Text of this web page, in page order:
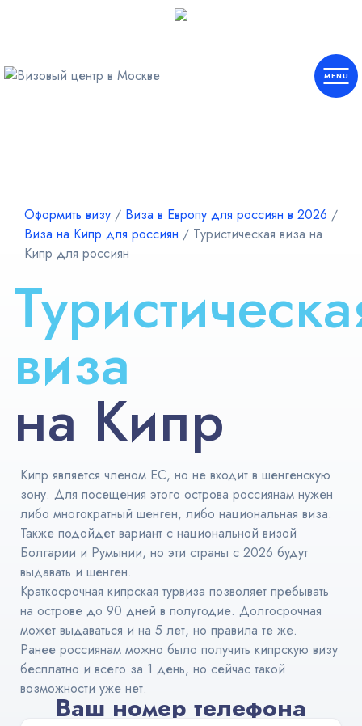
Оформить визу ∕ Виза в Европу для россиян в 2026 ∕
Виза на Кипр для россиян ∕ Туристическая виза на
Кипр для россиян
виза
на Кипр
Кипр является членом ЕС, но не входит в шенгенскую
зону. Для посещения этого острова россиянам нужен
либо многократный шенген, либо национальная виза.
Также подойдет вариант с национальной визой
Болгарии и Румынии, но эти страны с 2026 будут
выдавать и шенген.
Краткосрочная кипрская турвиза позволяет пребывать
на острове до 90 дней в полугодие. Долгосрочная
может выдаваться и на 5 лет, но правила те же.
Ранее россиянам можно было получить кипрскую визу
бесплатно и всего за 1 день, но сейчас такой
возможности уже нет.
Ваш номер телефона
Америка
Африка
ВНЖ и
легализация